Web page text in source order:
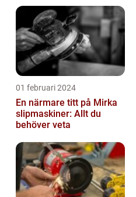
01 februari 2024
En närmare titt på Mirka
slipmaskiner: Allt du
behöver veta